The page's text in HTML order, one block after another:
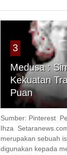
3
Medusa :
Kekuatan
Puan
Sumber: Pinterest
Ihza
merupakan sebuah
digunakan kepada